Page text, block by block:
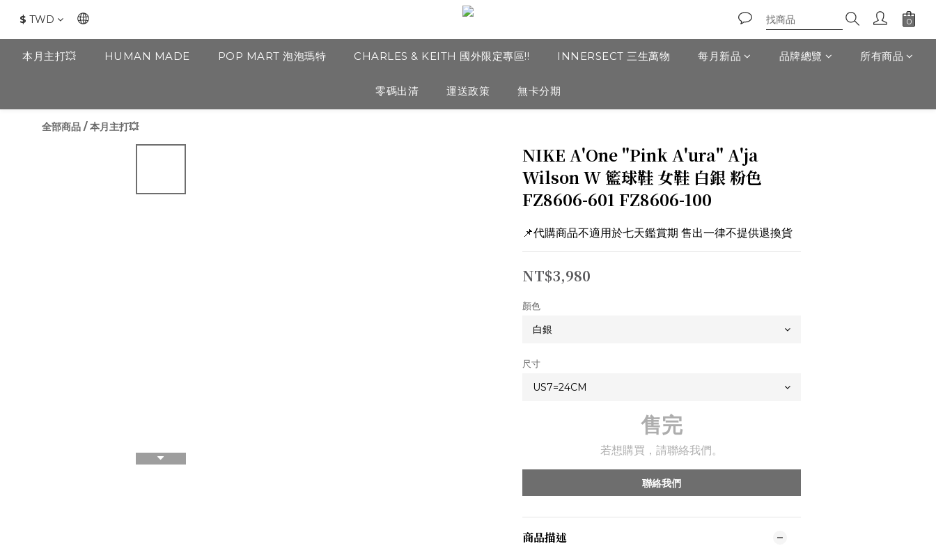
$ TWD
本月主打💥 HUMAN MADE POP MART 泡泡瑪特 CHARLES & KEITH 國外限定專區!! INNERSECT 三生萬物 每月新品 品牌總覽 所有商品
零碼出清 運送政策 無卡分期
全部商品 /本月主打💥
NIKE A'One "Pink A'ura" A'ja
Wilson W 籃球鞋 女鞋 白銀 粉色
FZ8606-601 FZ8606-100
📌代購商品不適用於七天鑑賞期 售出一律不提供退換貨
NT$3,980
顏色
尺寸
售完
若想購買，請聯絡我們。
聯絡我們
商品描述